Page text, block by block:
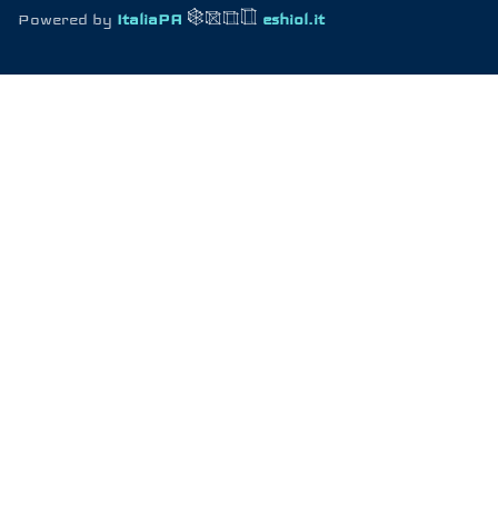
Powered by ItaliaPA eshiol.it